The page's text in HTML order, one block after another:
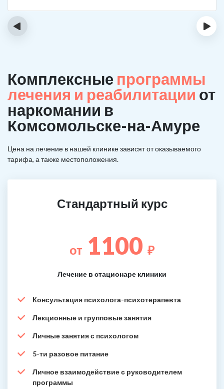
‹ ›
Комплексные программы
лечения и реабилитации от
наркомании в
Комсомольске-на-Амуре
Цена на лечение в нашей клинике зависят от оказываемого
тарифа, а также местоположения.
Стандартный курс
от 1100 ₽
Лечение в стационаре клиники
Консультация психолога-психотерапевта
Лекционные и групповые занятия
Личные занятия с психологом
5-ти разовое питание
Личное взаимодействие с руководителем
программы